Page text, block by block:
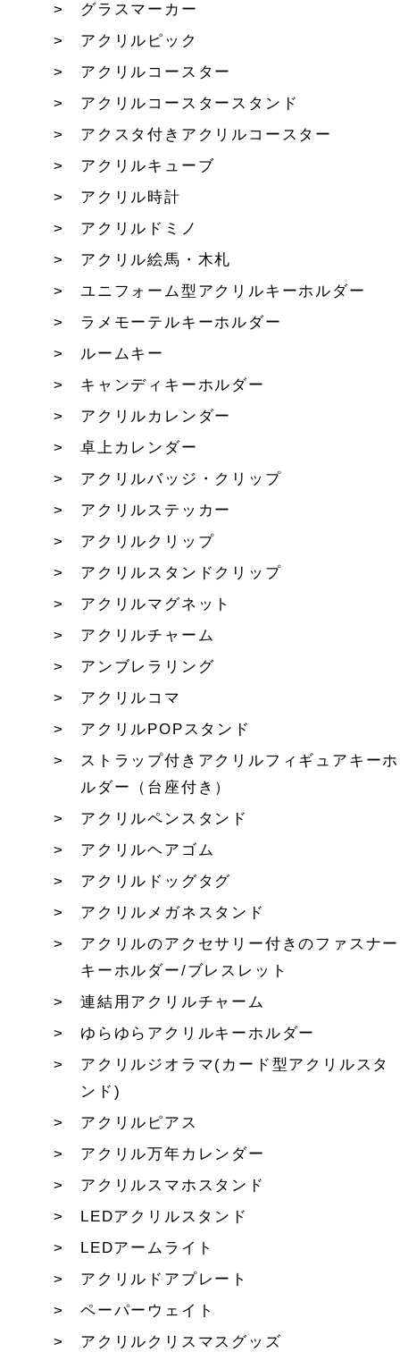
グラスマーカー
アクリルピック
アクリルコースター
アクリルコースタースタンド
アクスタ付きアクリルコースター
アクリルキューブ
アクリル時計
アクリルドミノ
アクリル絵馬・木札
ユニフォーム型アクリルキーホルダー
ラメモーテルキーホルダー
ルームキー
キャンディキーホルダー
アクリルカレンダー
卓上カレンダー
アクリルバッジ・クリップ
アクリルステッカー
アクリルクリップ
アクリルスタンドクリップ
アクリルマグネット
アクリルチャーム
アンブレラリング
アクリルコマ
アクリルPOPスタンド
ストラップ付きアクリルフィギュアキーホ
ルダー（台座付き）
アクリルペンスタンド
アクリルヘアゴム
アクリルドッグタグ
アクリルメガネスタンド
アクリルのアクセサリー付きのファスナー
キーホルダー/ブレスレット
連結用アクリルチャーム
ゆらゆらアクリルキーホルダー
アクリルジオラマ(カード型アクリルスタ
ンド)
アクリルピアス
アクリル万年カレンダー
アクリルスマホスタンド
LEDアクリルスタンド
LEDアームライト
アクリルドアプレート
ペーパーウェイト
アクリルクリスマスグッズ